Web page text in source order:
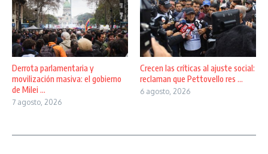
Derrota parlamentaria y
movilización masiva: el gobierno
de Milei ...
7 agosto, 2026
Crecen las críticas al ajuste social:
reclaman que Pettovello res ...
6 agosto, 2026